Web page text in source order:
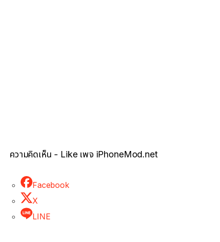
ความคิดเห็น - Like เพจ iPhoneMod.net
Facebook
X
LINE